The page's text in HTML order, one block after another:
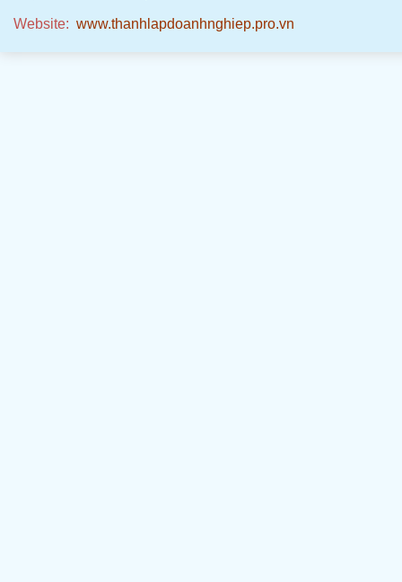
Website: www.thanhlapdoanhnghiep.pro.vn